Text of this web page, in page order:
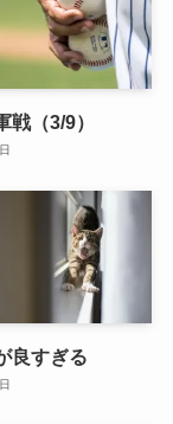
戦（3/9）
良すぎる